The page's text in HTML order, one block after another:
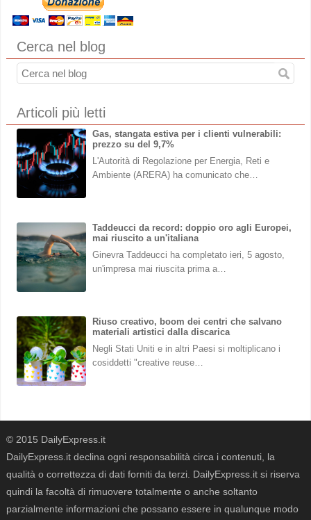
Cerca nel blog
Articoli più letti
Gas, stangata estiva per i clienti vulnerabili:
prezzo su del 9,7%
L'Autorità di Regolazione per Energia, Reti e
Ambiente (ARERA) ha comunicato che…
Taddeucci da record: doppio oro agli Europei,
mai riuscito a un'italiana
Ginevra Taddeucci ha completato ieri, 5 agosto,
un'impresa mai riuscita prima a…
Riuso creativo, boom dei centri che salvano
materiali artistici dalla discarica
Negli Stati Uniti e in altri Paesi si moltiplicano i
cosiddetti "creative reuse…
© 2015 DailyExpress.it
DailyExpress.it declina ogni responsabilità circa i contenuti, la
qualità o correttezza di dati forniti da terzi. DailyExpress.it si riserva
quindi la facoltà di rimuovere totalmente o anche soltanto
parzialmente informazioni che possano essere in qualunque modo